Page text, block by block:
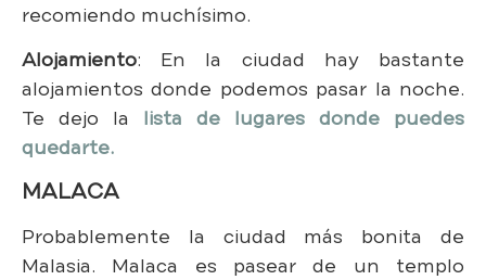
recomiendo muchísimo.
Alojamiento: En la ciudad hay bastante
alojamientos donde podemos pasar la noche.
Te dejo la lista de lugares donde puedes
quedarte.
MALACA
Probablemente la ciudad más bonita de
Malasia. Malaca es pasear de un templo